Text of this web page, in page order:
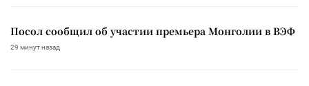
Посол сообщил об участии премьера Монголии в ВЭФ
29 минут назад